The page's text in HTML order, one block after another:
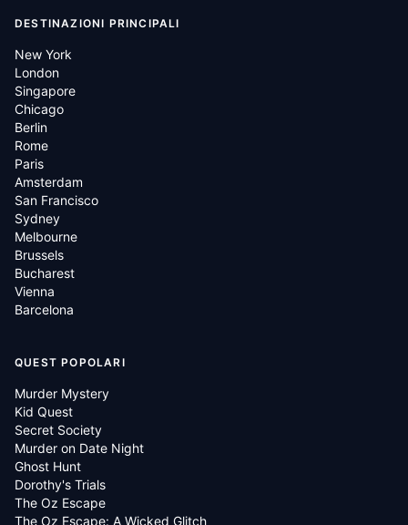
DESTINAZIONI PRINCIPALI
New York
London
Singapore
Chicago
Berlin
Rome
Paris
Amsterdam
San Francisco
Sydney
Melbourne
Brussels
Bucharest
Vienna
Barcelona
QUEST POPOLARI
Murder Mystery
Kid Quest
Secret Society
Murder on Date Night
Ghost Hunt
Dorothy's Trials
The Oz Escape
The Oz Escape: A Wicked Glitch